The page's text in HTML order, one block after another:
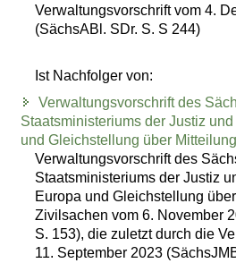
Verwaltungsvorschrift vom 4.
(SächsABl. SDr. S. S 244)
Ist Nachfolger von:
Verwaltungsvorschrift des
Staatsministeriums der Justiz
und Gleichstellung über
Verwaltungsvorschrift des
Staatsministeriums der Justiz
Europa und Gleichstellung
Zivilsachen vom 6. November
S. 153), die zuletzt durch die
11. September 2023